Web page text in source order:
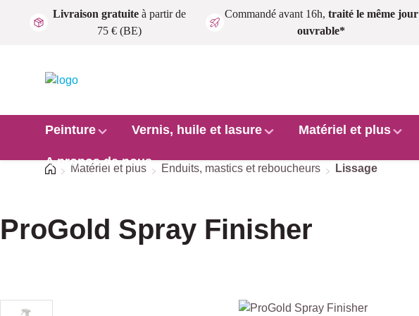
Passer au contenu principal
Livraison gratuite à partir de
75 € (BE)
Commandé avant 16h, traité le même jour
ouvrable*
Peinture Vernis, huile et lasure Matériel et plus
A propos de nous
Accueil
Matériel et plus Enduits, mastics et reboucheurs Lissage
ProGold Spray Finisher
Ignorer la galerie d'images